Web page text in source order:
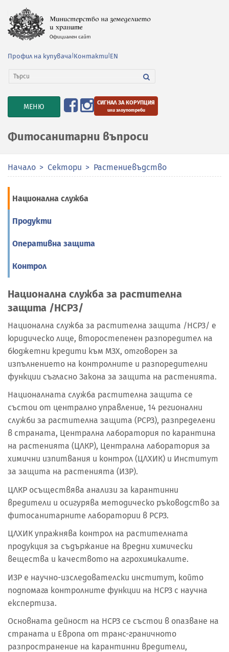
Профил на купувача Контакти EN
TOGGLE
NAVIGATION
МЕНЮ СИГНАЛ ЗА КОРУПЦИЯ
или злоупотреби
Фитосанитарни въпроси
Начало Сектори Растениевъдство
Национална служба
Продукти
Оперативна защита
Контрол
Национална служба за растителна
защита /НСРЗ/
Национална служба за растителна защита /НСРЗ/ е
юридическо лице, второстепенен разпоредител на
бюджетни кредити към МЗХ, отговорен за
изпълнението на контролните и разпоредителни
функции съгласно Закона за защита на растенията.
Националната служба растителна защита се
състои от централно управление, 14 регионални
служби за растителна защита (РСРЗ), разпределени
в страната, Централна лаборатория по карантина
на растенията (ЦЛКР), Централна лаборатория за
химични изпитвания и контрол (ЦЛХИК) и Институт
за защита на растенията (ИЗР).
ЦЛКР осъществява анализи за карантинни
вредители и осигурява методическо ръководство за
фитосанитарните лаборатории в РСРЗ.
ЦЛХИК упражнява контрол на растителната
продукция за съдържание на вредни химически
вещества и качеството на агрохимикалите.
ИЗР е научно-изследователски институт, който
подпомага контролните функции на НСРЗ с научна
експертиза.
Основната дейност на НСРЗ се състои в опазване на
страната и Европа от транс-граничното
разпространение на карантинни вредители,